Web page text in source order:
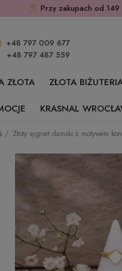
Przy zakupach od 149
+48 797 009 677
+48 797 487 559
ZŁOTA ZŁOTA
KRASNAL
Złoty sygnet damski z motywem